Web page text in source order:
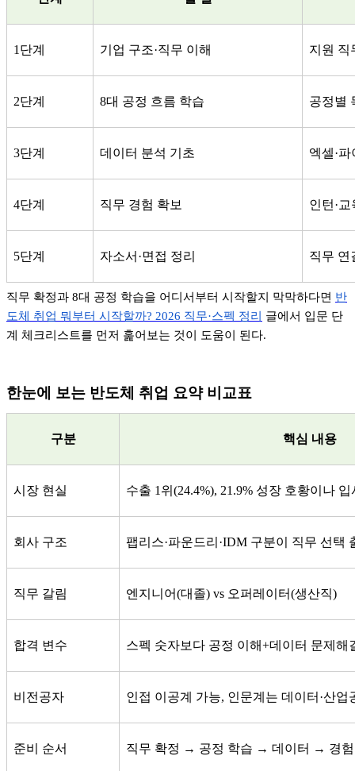
1 단계 기업 구조·직무 이해 지원 직
2단계 8대 공정 흐름 학습 공정별
3단계 데이터 분석 기초 엑셀·파
4단계 직무 경험 확보 인턴 ·교
5단계 자소서 ·면접 정리 직무 연
직무 확정과 8대 공정 학습을 어디서부터 시작할지 막막하다면 반
도체
취업 뭐부터 시작할까? 2026 직무·스펙 정리
글에서 입문 단
계 체크리스트를 먼저 훑어보는 것이 도움이 된다.
한눈에 보는 반도체 취업 요약 비교표
구분 핵심 내용
시장 현실 수출 1 위 (24.4%), 21.9% 성장 호황이나
회사 구조 팹리스·파운드리 ·IDM 구분이 직무 선택
직무 갈림 엔지니어(대졸) vs 오퍼레이터(생산직)
합격 변수 스펙 숫자보다 공정 이해+데이터 문제해
비전공자 인접 이공계 가능, 인문계는 데이터 ·산업
준비 순서 직무 확정 → 공정 학습 → 데이터 → 경험